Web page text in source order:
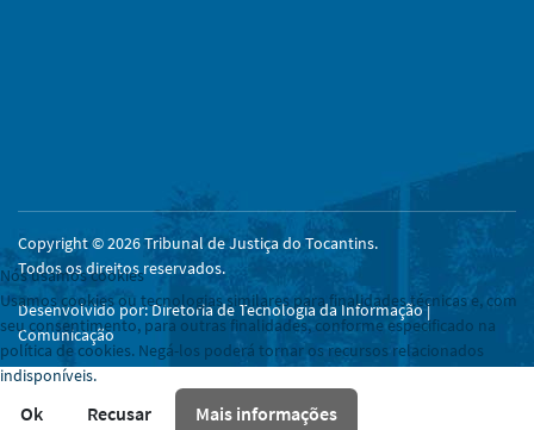
Copyright © 2026 Tribunal de Justiça do Tocantins.
Todos os direitos reservados.
Desenvolvido por: Diretoria de Tecnologia da Informação |
Comunicação
Nós usamos cookies
Usamos cookies ou tecnologias similares para finalidades técnicas e, com
seu consentimento, para outras finalidades, conforme especificado na
política de cookies. Negá-los poderá tornar os recursos relacionados
indisponíveis.
Ok Recusar Mais informações